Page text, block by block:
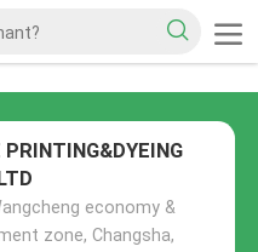
economy &
zone, Changsha,